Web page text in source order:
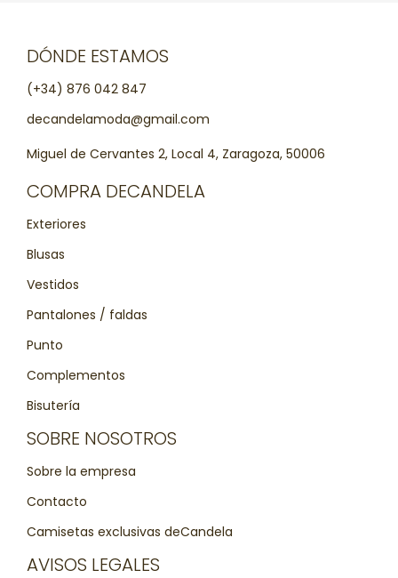
DÓNDE ESTAMOS
(+34) 876 042 847
decandelamoda@gmail.com
Miguel de Cervantes 2, Local 4, Zaragoza, 50006
COMPRA DECANDELA
Exteriores
Blusas
Vestidos
Pantalones / faldas
Punto
Complementos
Bisutería
SOBRE NOSOTROS
Sobre la empresa
Contacto
Camisetas exclusivas deCandela
AVISOS LEGALES